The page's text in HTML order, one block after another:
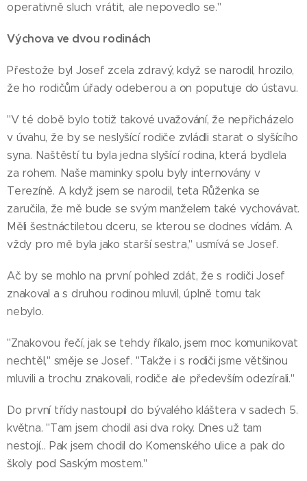
operativně sluch vrátit, ale nepovedlo se."
Výchova ve dvou rodinách
Přestože byl Josef zcela zdravý, když se narodil, hrozilo,
že ho rodičům úřady odeberou a on poputuje do ústavu.
"V té době bylo totiž takové uvažování, že nepřicházelo
v úvahu, že by se neslyšící rodiče zvládli starat o slyšícího
syna. Naštěstí tu byla jedna slyšící rodina, která bydlela
za rohem. Naše maminky spolu byly internovány v
Terezíně. A když jsem se narodil, teta Růženka se
zaručila, že mě bude se svým manželem také vychovávat.
Měli šestnáctiletou dceru, se kterou se dodnes vídám. A
vždy pro mě byla jako starší sestra," usmívá se Josef.
Ač by se mohlo na první pohled zdát, že s rodiči Josef
znakoval a s druhou rodinou mluvil, úplně tomu tak
nebylo.
"Znakovou řečí, jak se tehdy říkalo, jsem moc komunikovat
nechtěl," směje se Josef. "Takže i s rodiči jsme většinou
mluvili a trochu znakovali, rodiče ale především odezírali."
Do první třídy nastoupil do bývalého kláštera v sadech 5.
května. "Tam jsem chodil asi dva roky. Dnes už tam
nestojí… Pak jsem chodil do Komenského ulice a pak do
školy pod Saským mostem."